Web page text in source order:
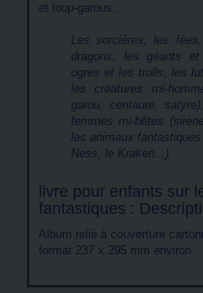
et loup-garous...
Les sorcières, les
dragons, les géants
ogres et les trolls, les
les créatures mi-
garou, centaure,
femmes mi-bêtes
les animaux
Ness, le Kraken...)
livre pour enfants sur
fantastiques :
Album relié à couverture
format 237 x 295 mm environ.